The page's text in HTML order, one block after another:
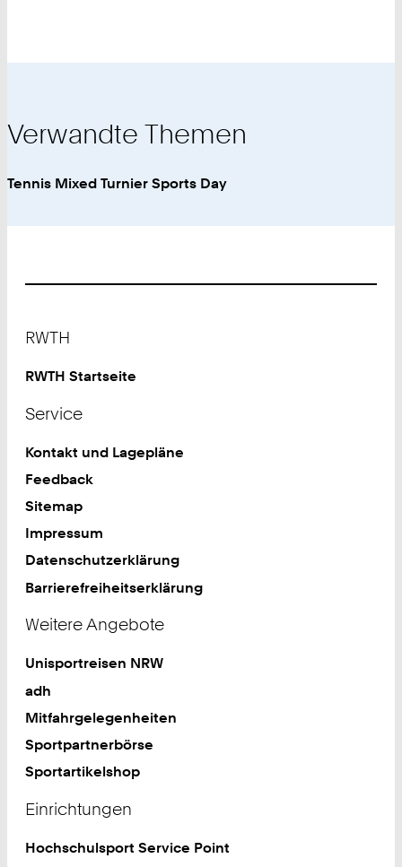
Verwandte Themen
Tennis Mixed Turnier Sports Day
RWTH
RWTH Startseite
Service
Kontakt und Lagepläne
Feedback
Sitemap
Impressum
Datenschutzerklärung
Barrierefreiheitserklärung
Weitere Angebote
Unisportreisen NRW
adh
Mitfahrgelegenheiten
Sportpartnerbörse
Sportartikelshop
Einrichtungen
Hochschulsport Service Point